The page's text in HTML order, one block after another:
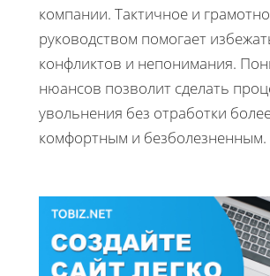
компании. Тактичное и
руководством помогает
конфликтов и непонимания.
нюансов позволит сделать
увольнения без отработки
комфортным и безболезненным.